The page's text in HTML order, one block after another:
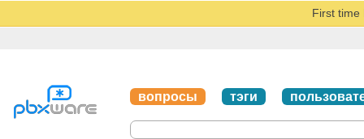
First time
вопросы тэги